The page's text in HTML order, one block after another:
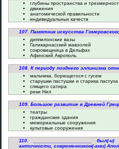
глубины пространства и
движения
анатомической правильности
индивидуальных качеств
107. Памятник искусства
диппилонские вазы
Галикарнасский мавзолей
сокровищница в Дельфах
Афинский Акрополь
108. К периоду позднего эллинизма
мальчика, борющегося с гусем
старушки пастушки и старика пастуха
спящего сатира
реки Нил
109. Большое развитие в Древней
театры
гражданские здания
мемориальные сооружения
культовые сооружения
110. ____________________ был(-
античности, современником(-ами)